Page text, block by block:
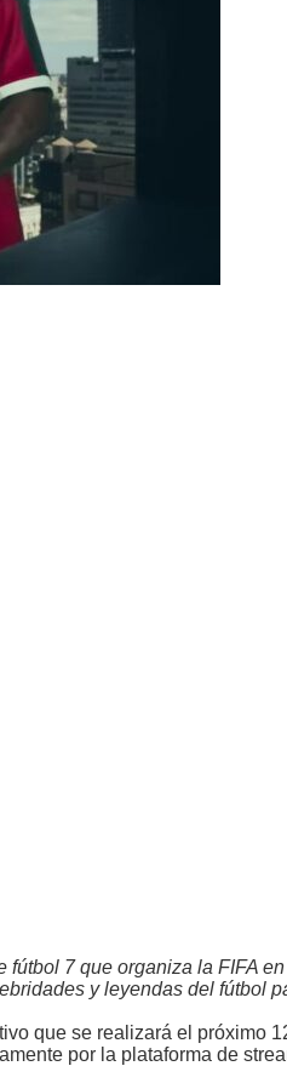
7 que organiza la FIFA
y leyendas del fútbol
que se realizará el próximo
por la plataforma de